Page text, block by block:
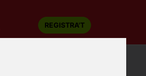
REGISTRA'T